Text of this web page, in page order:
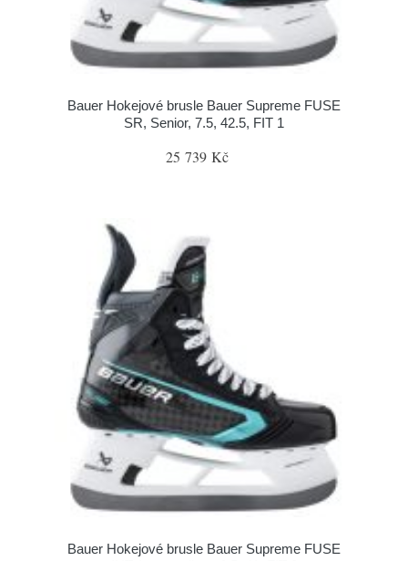
Bauer Hokejové brusle Bauer Supreme FUSE
SR, Senior, 7.5, 42.5, FIT 1
25 739 Kč
Bauer Hokejové brusle Bauer Supreme FUSE